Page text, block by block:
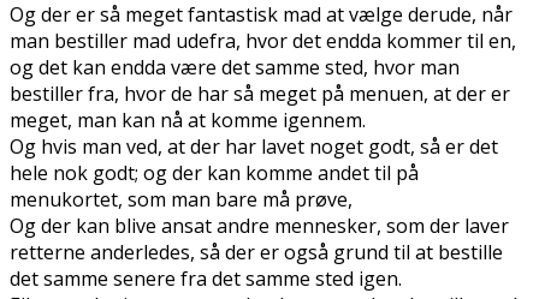
Og der er så meget fantastisk mad at vælge derude, når
man bestiller mad udefra, hvor det endda kommer til en,
og det kan endda være det samme sted, hvor man
bestiller fra, hvor de har så meget på menuen, at der er
meget, man kan nå at komme igennem.
Og hvis man ved, at der har lavet noget godt, så er det
hele nok godt; og der kan komme andet til på
menukortet, som man bare må prøve,
Og der kan blive ansat andre mennesker, som der laver
retterne anderledes, så der er også grund til at bestille
det samme senere fra det samme sted igen.